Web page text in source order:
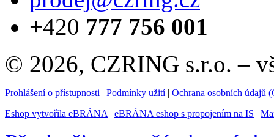
+420 777 756 001
© 2026, CZRING s.r.o. –
Prohlášení o přístupnosti | Podmínky užití| Ochrana osobních údajů
Eshop vytvořila eBRÁNA | eBRÁNA eshop s propojením na IS |